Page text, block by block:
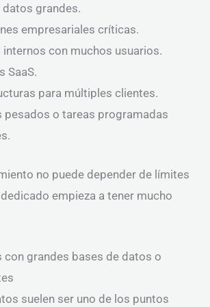
datos grandes.
empresariales críticas.
con muchos usuarios.
SaaS.
para múltiples clientes.
pesados o tareas programadas
no puede depender de límites
empieza a tener mucho
con grandes bases de datos o
suelen ser uno de los puntos